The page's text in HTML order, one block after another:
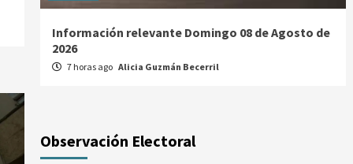
Información relevante Domingo 08 de Agosto de
2026
7 horas ago Alicia Guzmán Becerril
Observación Electoral